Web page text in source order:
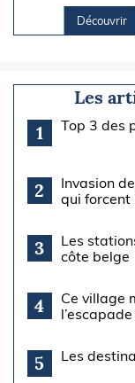
Découvrir
Les
1
Top 3 des
2
Invasion
qui forcent
3
Les
côte belge
4
Ce village
5 Les